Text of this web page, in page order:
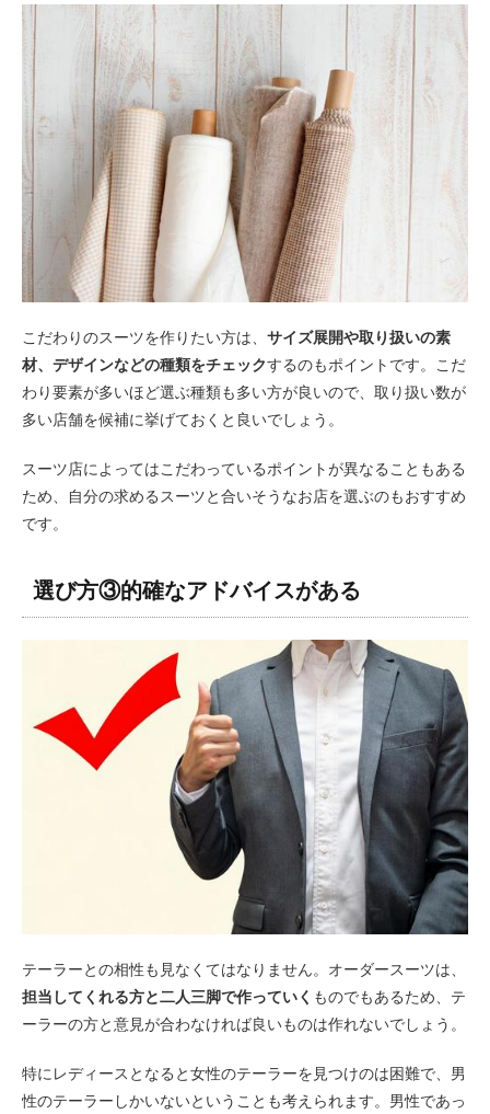
こだわりのスーツを作りたい方は、 サイズ展開や取り扱いの素
材、デザインなどの種類をチェックするのもポイントです。こだ
わり要素が多いほど選ぶ種類も多い方が良いので、取り扱い数が
多い店舗を候補に挙げておくと良いでしょう。
スーツ店によってはこだわっているポイントが異なることもある
ため、自分の求めるスーツと合いそうなお店を選ぶのもおすすめ
です。
選び方③的確なアドバイスがある
テーラーとの相性も見なくてはなりません。オーダースーツは、
担当してくれる方と二人三脚で作っていく ものでもあるため、テ
ーラーの方と意見が合わなければ良いものは作れないでしょう。
特にレディースとなると女性のテーラーを見つけのは困難で、男
性のテーラーしかいないということも考えられます。男性であっ